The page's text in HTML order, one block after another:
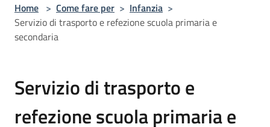
Home > Come fare per > Infanzia >
Servizio di trasporto e refezione scuola primaria e
secondaria
Servizio di trasporto e
refezione scuola primaria e